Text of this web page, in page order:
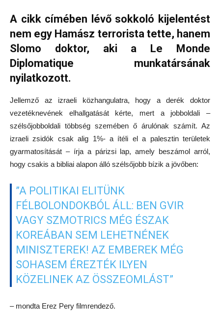
A cikk címében lévő sokkoló kijelentést
nem egy Hamász terrorista tette, hanem
Slomo doktor, aki a Le Monde
Diplomatique munkatársának
nyilatkozott.
Jellemző az izraeli közhangulatra, hogy a derék doktor
vezetéknevének elhallgatását kérte, mert a jobboldali –
szélsőjobboldali többség szemében ő árulónak számít. Az
izraeli zsidók csak alig 1%- a ítéli el a palesztin területek
gyarmatosítását – írja a párizsi lap, amely beszámol arról,
hogy csakis a bibliai alapon álló szélsőjobb bízik a jövőben:
”A POLITIKAI ELITÜNK
FÉLBOLONDOKBÓL ÁLL: BEN GVIR
VAGY SZMOTRICS MÉG ÉSZAK
KOREÁBAN SEM LEHETNÉNEK
MINISZTEREK! AZ EMBEREK MÉG
SOHASEM ÉREZTÉK ILYEN
KÖZELINEK AZ ÖSSZEOMLÁST”
– mondta Erez Pery filmrendező.